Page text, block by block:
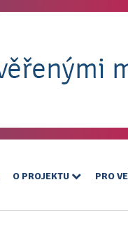
O PROJEKTU PRO